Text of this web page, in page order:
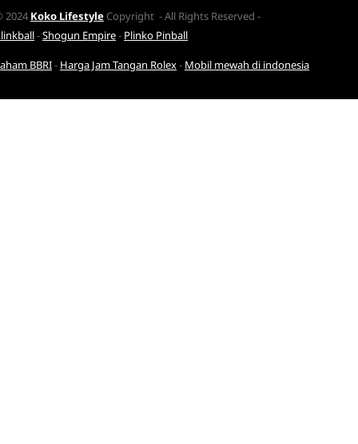
2024 Koko Lifestyle Copyright - All Rights Reserved -
-Shogun Empire- Plinko Pinball
BBRI- Harga Jam Tangan Rolex- Mobil mewah di indonesia